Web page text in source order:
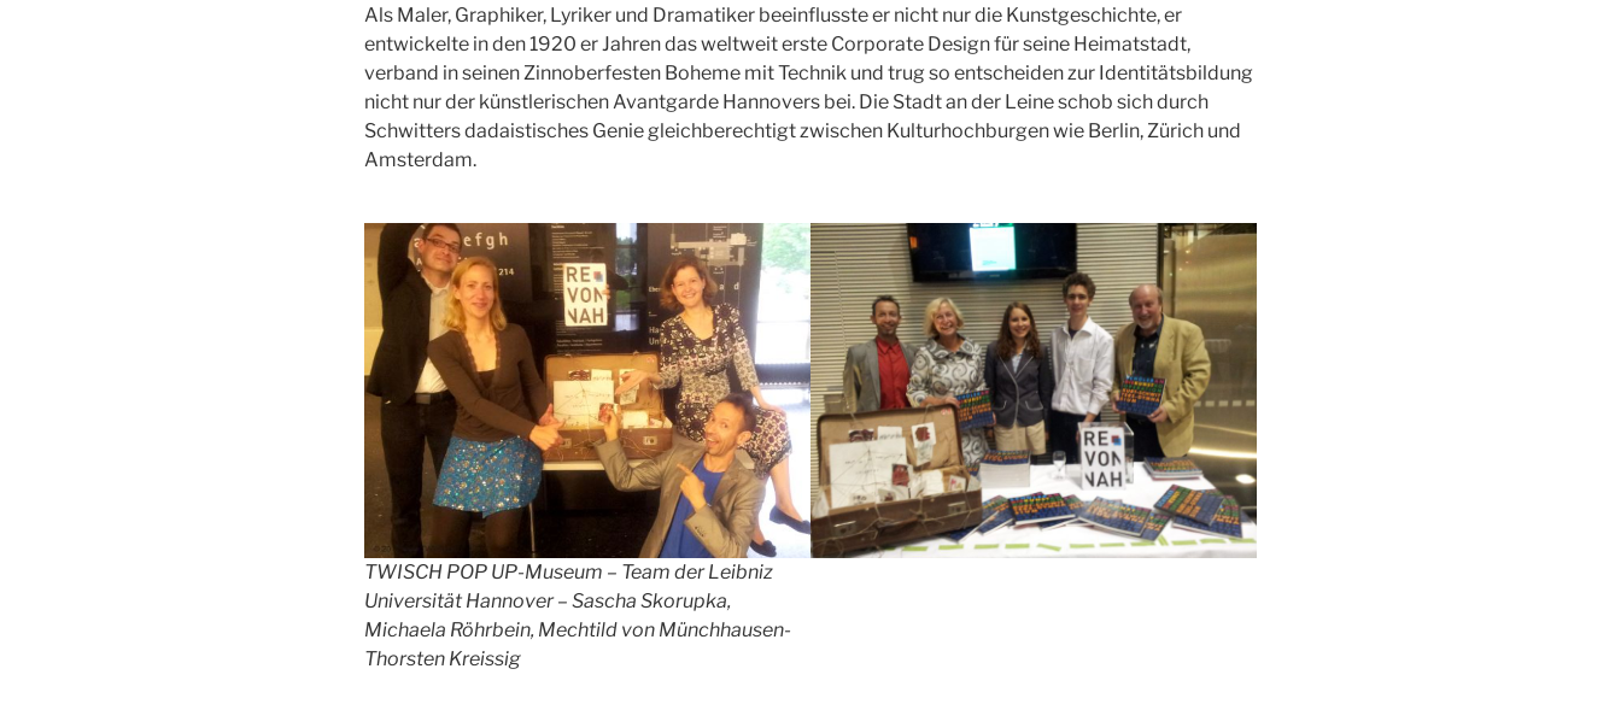
Als Maler, Graphiker, Lyriker und Dramatiker beeinflusste er nicht nur die Kunstgeschichte, er
entwickelte in den 1920 er Jahren das weltweit erste Corporate Design für seine Heimatstadt,
verband in seinen Zinnoberfesten Boheme mit Technik und trug so entscheiden zur Identitätsbildung
nicht nur der künstlerischen Avantgarde Hannovers bei. Die Stadt an der Leine schob sich durch
Schwitters dadaistisches Genie gleichberechtigt zwischen Kulturhochburgen wie Berlin, Zürich und
Amsterdam.
TWISCH POP UP-Museum – Team der Leibniz
Universität Hannover – Sascha Skorupka,
Michaela Röhrbein, Mechtild von Münchhausen-
Thorsten Kreissig